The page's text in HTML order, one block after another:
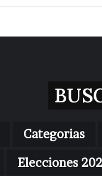
Categorias
Elecciones